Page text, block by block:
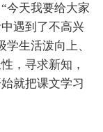
今天我要给大家
遇到了不高兴
生活泼向上、
，寻求新知，
就把课文学习